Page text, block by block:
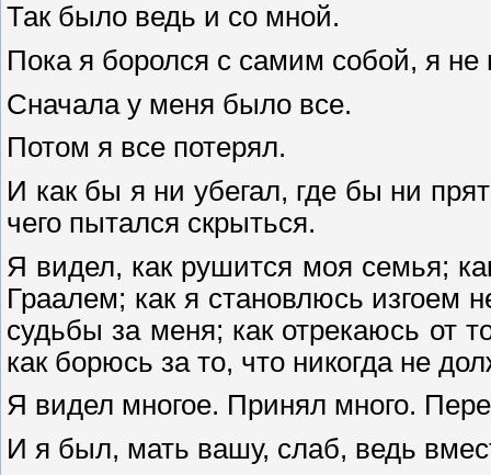
Так было ведь и со мной.
Пока я боролся с самим собой, я не
Сначала у меня было все.
Потом я все потерял.
И как бы я ни убегал, где бы ни
чего пытался скрыться.
Я видел, как рушится моя семья;
Граалем; как я становлюсь изгоем
судьбы за меня; как отрекаюсь от
как борюсь за то, что никогда не
Я видел многое. Принял много.
И я был, мать вашу, слаб, ведь